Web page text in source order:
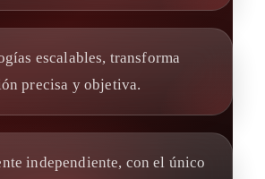
escalables, transforma
precisa y objetiva.
independiente, con el único